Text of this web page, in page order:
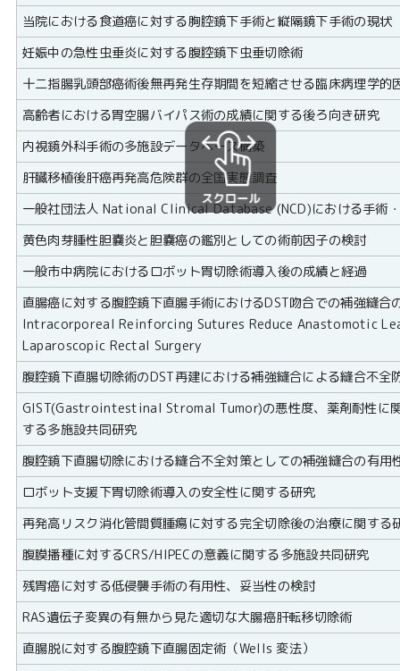
当院における食道癌に対する胸腔鏡下手術と縦隔鏡下手術の現状
妊娠中の急性虫垂炎に対する腹腔鏡下虫垂切除術
十二指腸乳頭部癌術後無再発生存期間を短縮させる臨床病理学
高齢者における胃空腸バイパス術の成績に関する後ろ向き研究
内視鏡外科手術の多施設データベース構築
肝臓移植後肝癌再発高危険群の全国実態調査
一般社団法人 National Clinical Database (NCD)における手術
黄色肉芽腫性胆嚢炎と胆嚢癌の鑑別としての術前因子の検討
一般市中病院におけるロボット胃切除術導入後の成績と経過
直腸癌に対する腹腔鏡下直腸手術におけるDST吻合での補強縫合
Intracorporeal Reinforcing Sutures Reduce Anastomotic
Laparoscopic Rectal Surgery
腹腔鏡下直腸切除術のDST再建における補強縫合による縫合不全
GIST(Gastrointestinal Stromal Tumor)の悪性度、薬剤耐性に
する多施設共同研究
腹腔鏡下直腸切除における縫合不全対策としての補強縫合の有用
ロボット支援下胃切除術導入の安全性に関する研究
再発高リスク消化管間質腫瘍に対する完全切除後の治療に関する
腹膜播種に対するCRS/HIPECの意義に関する多施設共同研究
残胃癌に対する低侵襲手術の有用性、妥当性の検討
RAS遺伝子変異の有無から見た適切な大腸癌肝転移切除術
直腸脱に対する腹腔鏡下直腸固定術（Wells 変法）